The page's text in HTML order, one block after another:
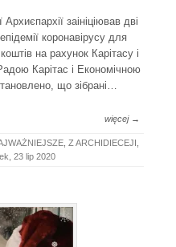
заініціював дві
коронавірусу для
на рахунок Карітасу і
Карітас і Економічною
що зібрані…
więcej →
Z ARCHIDIECEJI
23 lip 2020